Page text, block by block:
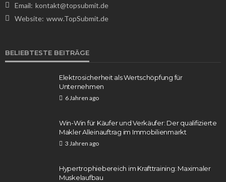
ethisches Handeln im Alltag
Email: kontakt@topsubmit.de
Website: www.TopSubmit.de
BELIEBTESTE BEITRÄGE
Elektrosicherheit als Wertschöpfung für
Unternehmen
6 Jahren ago
Win-Win für Käufer und Verkäufer: Der qualifizierte
Makler Alleinauftrag im Immobilienmarkt
3 Jahren ago
Hypertrophiebereich im Krafttraining: Maximaler
Muskelaufbau